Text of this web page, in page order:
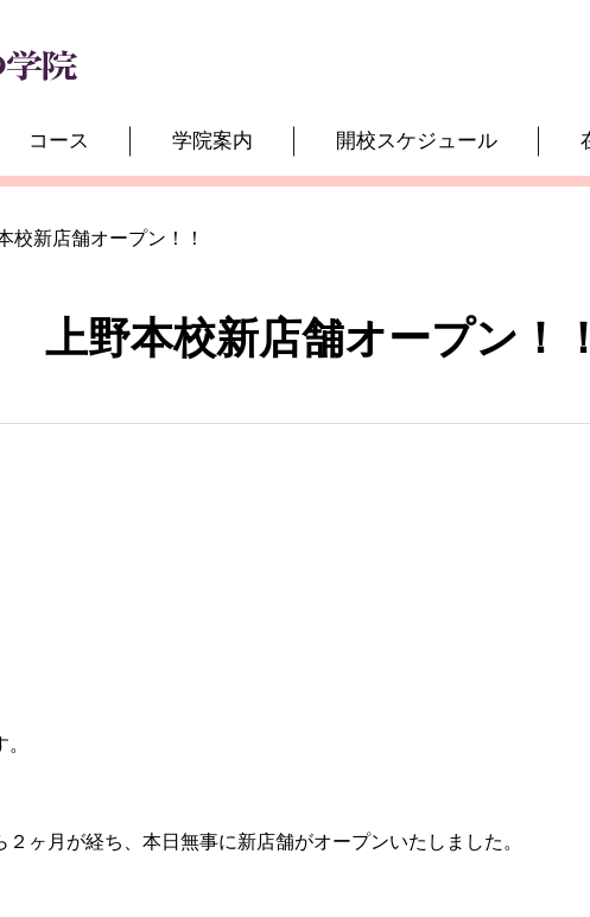
コース 学院案内 開校スケジュール
校新店舗オープン！！
上野本校新店舗オープン！
ヶ月が経ち、本日無事に新店舗がオープンいたしました。